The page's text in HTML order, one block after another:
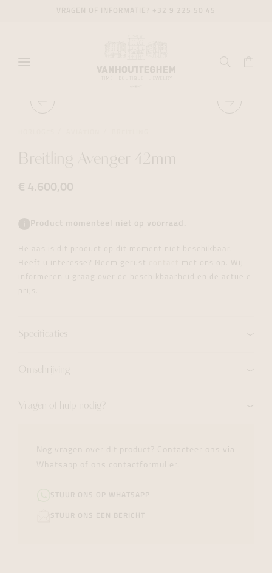
Breitling Avenger 42mm
€ 4.600,00
Product momenteel niet op voorraad.
Helaas is dit product op dit moment niet beschikbaar.
Heeft u interesse? Neem gerust
met ons op. Wij
informeren u graag over de beschikbaarheid en de actuele
prijs.
Specificaties
Omschrijving
Vragen of hulp nodig?